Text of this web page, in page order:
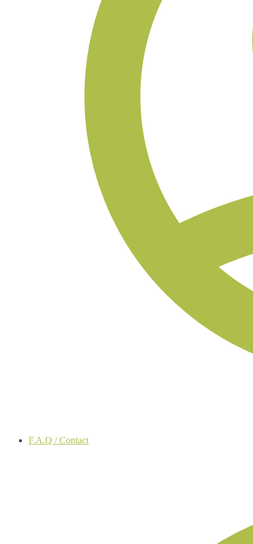
F.A.Q / Contact